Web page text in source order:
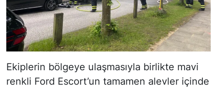
Ekiplerin bölgeye ulaşmasıyla birlikte mavi
renkli Ford Escort’un tamamen alevler içinde